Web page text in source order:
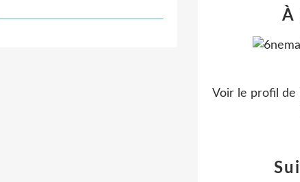
À
Voir le profil de